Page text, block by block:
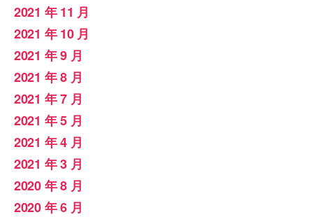
2021 年 11 月
2021 年 10 月
2021 年 9 月
2021 年 8 月
2021 年 7 月
2021 年 5 月
2021 年 4 月
2021 年 3 月
2020 年 8 月
2020 年 6 月